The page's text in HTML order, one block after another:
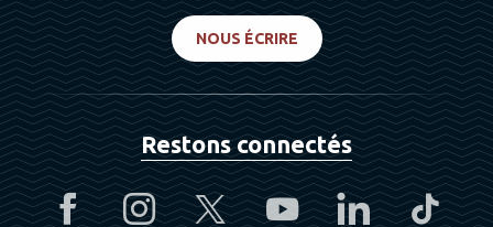
NOUS ÉCRIRE
Restons connectés